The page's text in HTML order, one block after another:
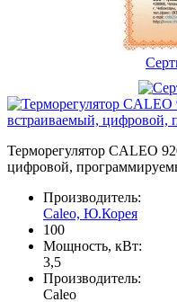
Терморегулятор CALEO
цифровой,
Производитель:
Caleo, Ю.Корея
100
Мощность, кВт:
3,5
Производитель:
Caleo